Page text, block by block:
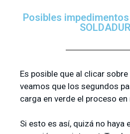
Posibles
Es posible que al clicar
veamos que los segundos
carga en verde el proceso en
Si esto es así, quizá no haya